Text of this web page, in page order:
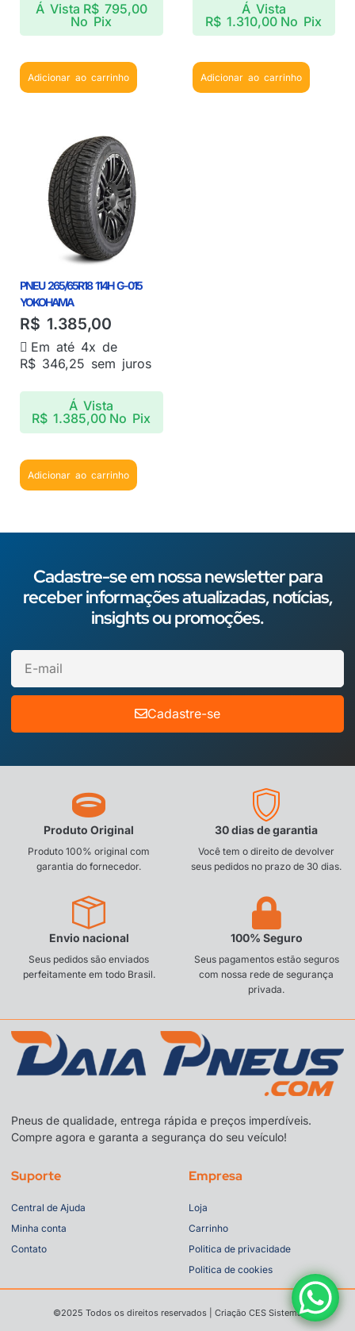
Á Vista R$795,00
No Pix
Adicionar ao carrinho
Á Vista
R$ 1.310,00 No Pix
Adicionar ao carrinho
PNEU 265/65R18 114H G-015
YOKOHAMA
R$ 1.385,00
Em até 4x de
R$ 346,25 sem juros
Á Vista
R$ 1.385,00 No Pix
Adicionar ao carrinho
Cadastre-se em nossa newsletter para
receber informações atualizadas, notícias,
insights ou promoções.
Cadastre-se
Produto Original
Produto 100% original com
garantia do fornecedor.
30 dias de garantia
Você tem o direito de devolver
seus pedidos no prazo de 30 dias.
Envio nacional
Seus pedidos são enviados
perfeitamente em todo Brasil.
100% Seguro
Seus pagamentos estão seguros
com nossa rede de segurança
privada.
Pneus de qualidade, entrega rápida e preços imperdíveis.
Compre agora e garanta a segurança do seu veículo!
Suporte
Central de Ajuda
Minha conta
Contato
Empresa
Loja
Carrinho
Politica de privacidade
Politica de cookies
©2025 Todos os direitos reservados | Criação CES Sistema